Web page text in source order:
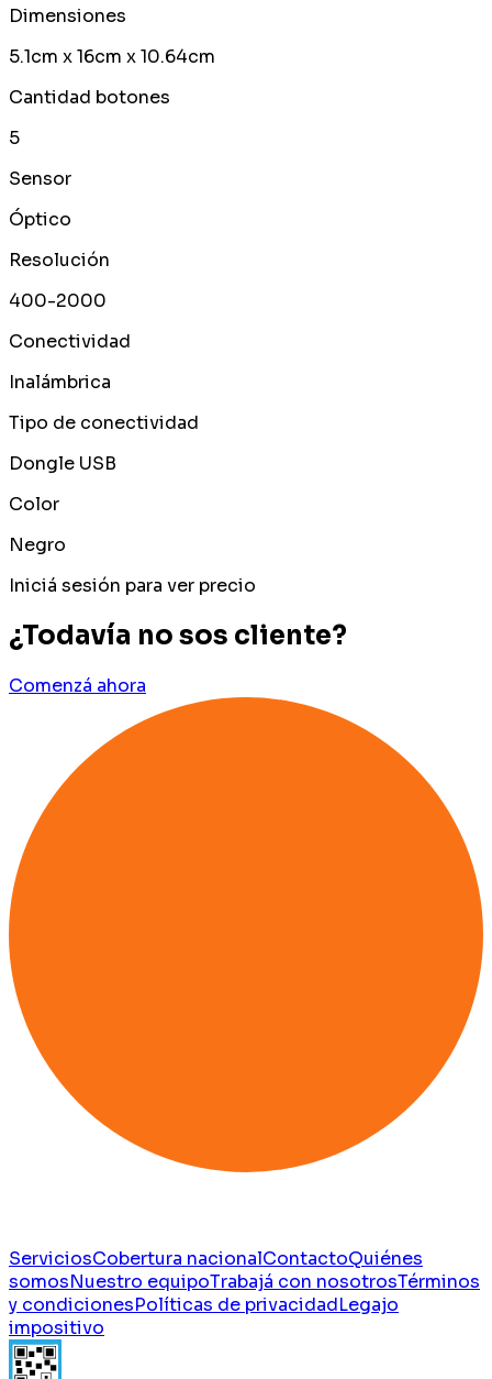
Dimensiones
5.1cm x 16cm x 10.64cm
Cantidad botones
5
Sensor
Óptico
Resolución
400-2000
Conectividad
Inalámbrica
Tipo de conectividad
Dongle USB
Color
Negro
Iniciá sesión para ver precio
¿Todavía no sos cliente?
Comenzá ahora
ServiciosCobertura nacionalContactoQuiénes
somosNuestro equipoTrabajá con nosotrosTérminos
y condicionesPolíticas de privacidadLegajo
impositivo